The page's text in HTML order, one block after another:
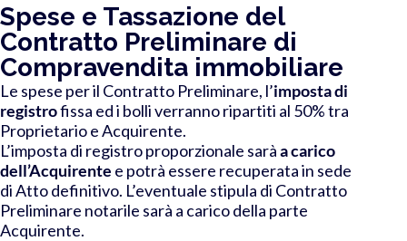
Spese e Tassazione del
Contratto Preliminare di
Compravendita immobiliare
Le spese per il Contratto Preliminare, l’imposta di
registrofissa ed i bolli verranno ripartiti al 50% tra
Proprietario e Acquirente.
L’imposta di registro proporzionale saràa carico
dell’Acquirente e potrà essere recuperata in sede
di Atto definitivo. L’eventuale stipula di Contratto
Preliminare notarile sarà a carico della parte
Acquirente.